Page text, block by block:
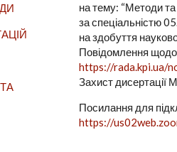
на тему: “Методи
за спеціальністю
на здобуття
Повідомлення щодо
https://rada.kpi.ua/
Захист дисертації
Посилання для
https://